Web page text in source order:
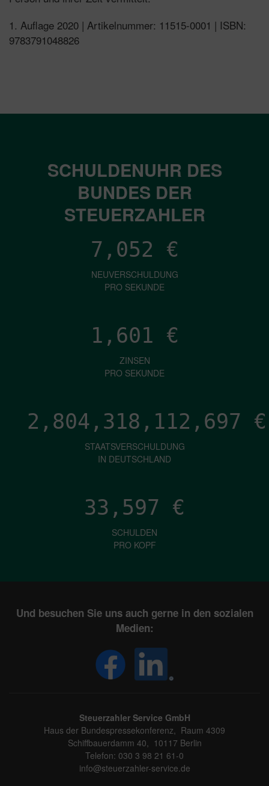
1. Auflage 2020 | Artikelnummer: 11515-0001 | ISBN:
9783791048826
SCHULDENUHR DES
BUNDES DER
STEUERZAHLER
7,052 €
NEUVERSCHULDUNG
PRO SEKUNDE
1,601 €
ZINSEN
PRO SEKUNDE
2,804,318,115,236 €
STAATSVERSCHULDUNG
IN DEUTSCHLAND
33,597 €
SCHULDEN
PRO KOPF
Und besuchen Sie uns auch gerne in den sozialen
Medien:
Steuerzahler Service GmbH
Haus der Bundespressekonferenz, Raum 4309
Schiffbauerdamm 40, 10117 Berlin
Telefon: 030 3 98 21 61-0
info@steuerzahler-service.de